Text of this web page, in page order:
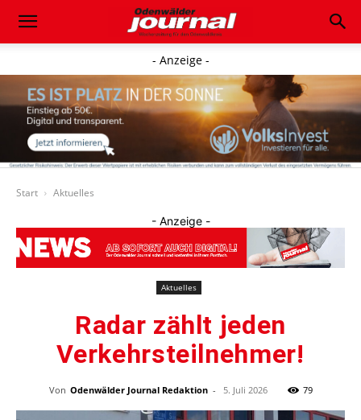
- Anzeige -
Start Aktuelles
- Anzeige -
Aktuelles
Radar zählt jeden
Verkehrsteilnehmer!
Von Odenwälder Journal Redaktion - 5. Juli 2026 79